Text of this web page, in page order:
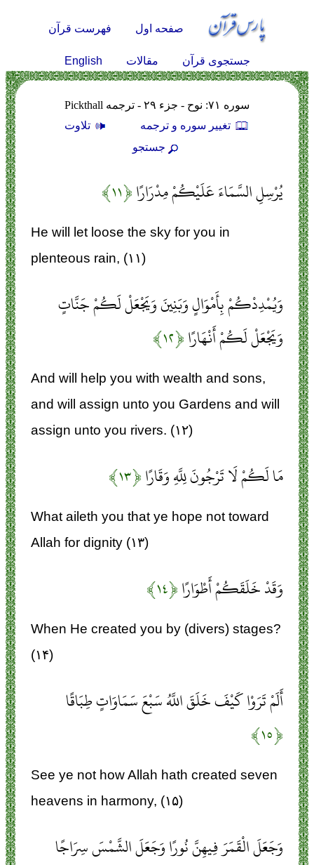
صفحه اول فهرست قرآن
جستجوی قرآن مقالات English
سوره ۷۱: نوح - جزء ۲۹ - ترجمه Pickthall
تغيير سوره و ترجمه
تلاوت
جستجو
يُرْسِلِ السَّمَاءَ عَلَيْكُمْ مِدْرَارًا﴿۱۱﴾
He will let loose the sky for you in
plenteous rain, (۱۱)
وَيُمْدِدْكُمْ بِأَمْوَالٍ وَبَنِينَ وَيَجْعَلْ لَكُمْ جَنَّاتٍ
وَيَجْعَلْ لَكُمْ أَنْهَارًا﴿۱۲﴾
And will help you with wealth and sons,
and will assign unto you Gardens and will
assign unto you rivers. (۱۲)
مَا لَكُمْ لَا تَرْجُونَ لِلَّهِ وَقَارًا﴿۱۳﴾
What aileth you that ye hope not toward
Allah for dignity (۱۳)
وَقَدْ خَلَقَكُمْ أَطْوَارًا﴿۱۴﴾
When He created you by (divers) stages?
(۱۴)
أَلَمْ تَرَوْا كَيْفَ خَلَقَ اللَّهُ سَبْعَ سَمَاوَاتٍ طِبَاقًا
﴿۱۵﴾
See ye not how Allah hath created seven
heavens in harmony, (۱۵)
وَجَعَلَ الْقَمَرَ فِيهِنَّ نُورًا وَجَعَلَ الشَّمْسَ سِرَاجًا